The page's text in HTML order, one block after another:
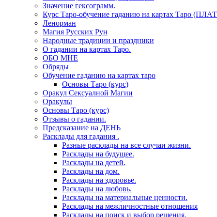
Значение гексограмм.
Курс Таро-обучение гаданию на картах Таро
Ленорман
Магия Русских Рун
Народные традиции и праздники
О гадании на картах Таро.
ОБО МНЕ
Обряды
Обучение гаданию на картах таро
Основы Таро (курс)
Оракул Сексуалной Магии
Оракулы
Основы Таро (курс)
Отзывы о гадании.
Предсказание на ДЕНЬ
Расклады для гадания .
Разные расклады на все случаи жизни.
Расклады на будущее.
Расклады на детей.
Расклады на дом.
Расклады на здоровье.
Расклады на любовь.
Расклады на материальные ценности.
Расклады на межличностные отношения
Расклады на поиск и выбор решения.